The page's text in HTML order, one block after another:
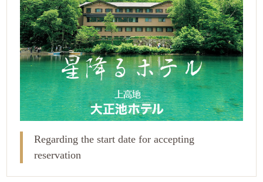
Regarding the start date for accepting
reservation